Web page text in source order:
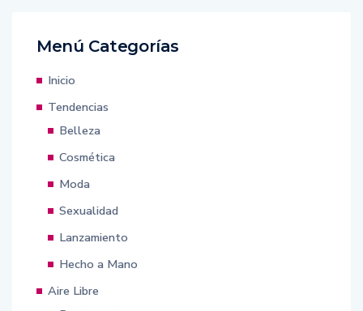
Menú Categorías
Inicio
Tendencias
Belleza
Cosmética
Moda
Sexualidad
Lanzamiento
Hecho a Mano
Aire Libre